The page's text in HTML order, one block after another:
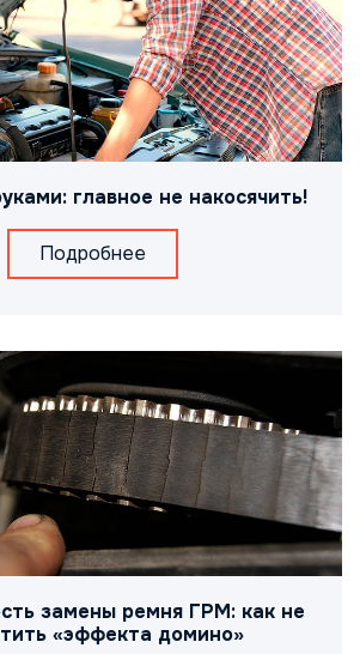
главное не накосячить!
Подробнее
замены ремня ГРМ: как не
«эффекта домино»